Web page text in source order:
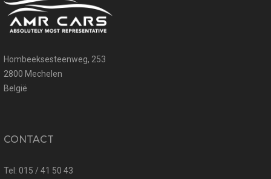
Hombeeksesteenweg, 253
2800 Mechelen
België
CONTACT
Tel: 015 / 41 50 43